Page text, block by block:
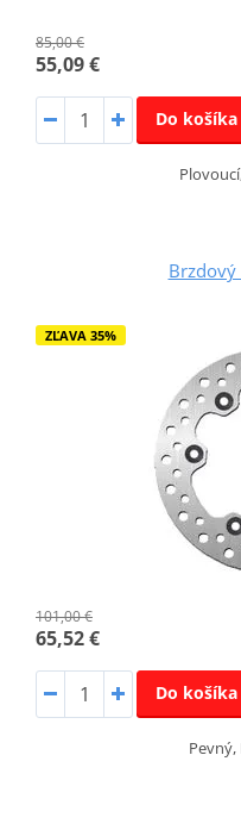
85,00 €
55,09 €
Do košíka
ZĽAVA 35%
101,00 €
65,52 €
Do košíka
Pevný,